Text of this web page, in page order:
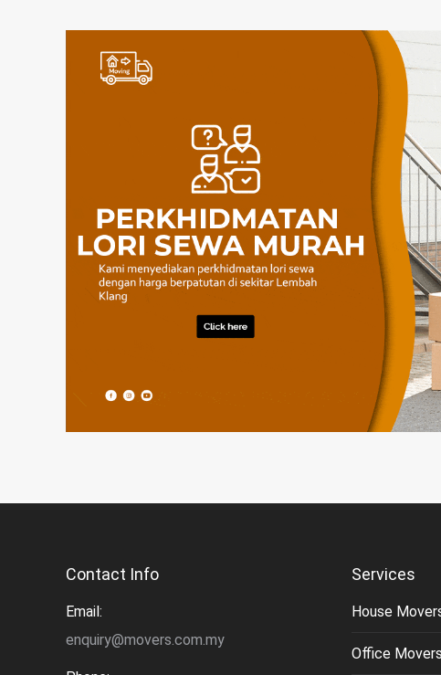
Contact Info
Email:
enquiry@movers.com.my
Services
House
Office Movers